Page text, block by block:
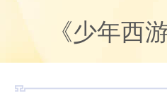
《少年西